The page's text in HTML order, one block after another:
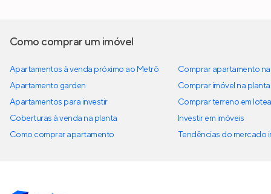
Como comprar um imóvel
Apartamentos à venda próximo ao Metrô
Apartamento garden
Apartamentos para investir
Coberturas à venda na planta
Como comprar apartamento
Comprar apartamento
Comprar imóvel na planta
Comprar terreno em
Investir em imóveis
Tendências do mercado